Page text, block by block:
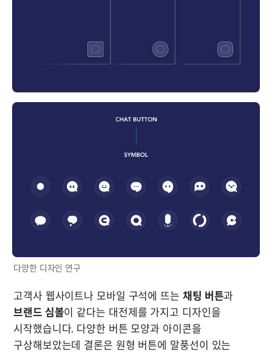
다양한 디자인 연구
고객사 웹사이트나 모바일 구석에 뜨는 채팅 버튼
브랜드 심볼이 같다는 대전제를 가지고 디자인을
시작했습니다. 다양한 버튼 모양과 아이콘을
구상해보았는데 결론은 원형 버튼에 말풍선이 있는